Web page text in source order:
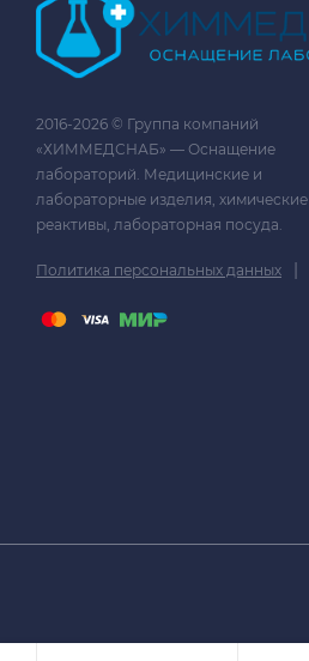
2016-2026 © Группа компаний
«ХИММЕДСНАБ» — Оснащение
лабораторий. Медицинские и
лабораторные изделия, химические
реактивы, лабораторная посуда.
Политика персональных данных |